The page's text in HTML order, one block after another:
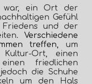
ein Ort der
Gefühl
und der
Verschiedene
treffen, um
Ort, einen
friedlichen
die Schuhe
um den Hals